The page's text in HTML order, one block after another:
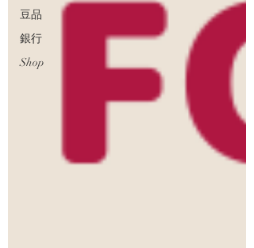
豆品
銀行
Shop